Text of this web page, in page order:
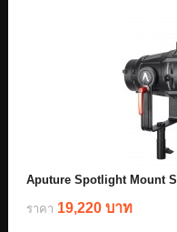
Aputure Spotlight Mount
ราคา 19,220 บาท